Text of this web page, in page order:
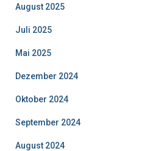
August 2025
Juli 2025
Mai 2025
Dezember 2024
Oktober 2024
September 2024
August 2024